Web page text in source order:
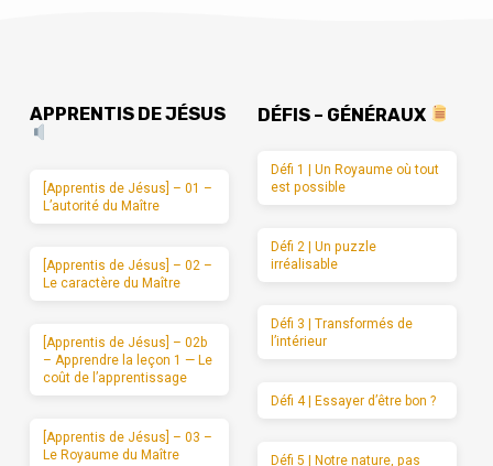
APPRENTIS DE JÉSUS
[Apprentis de Jésus] – 01 –
L’autorité du Maître
[Apprentis de Jésus] – 02 –
Le caractère du Maître
[Apprentis de Jésus] – 02b
– Apprendre la leçon 1 — Le
coût de l’apprentissage
[Apprentis de Jésus] – 03 –
Le Royaume du Maître
DÉFIS – GÉNÉRAUX
Défi 1 | Un Royaume où tout
est possible
Défi 2 | Un puzzle
irréalisable
Défi 3 | Transformés de
l’intérieur
Défi 4 | Essayer d’être bon ?
Défi 5 | Notre nature, pas